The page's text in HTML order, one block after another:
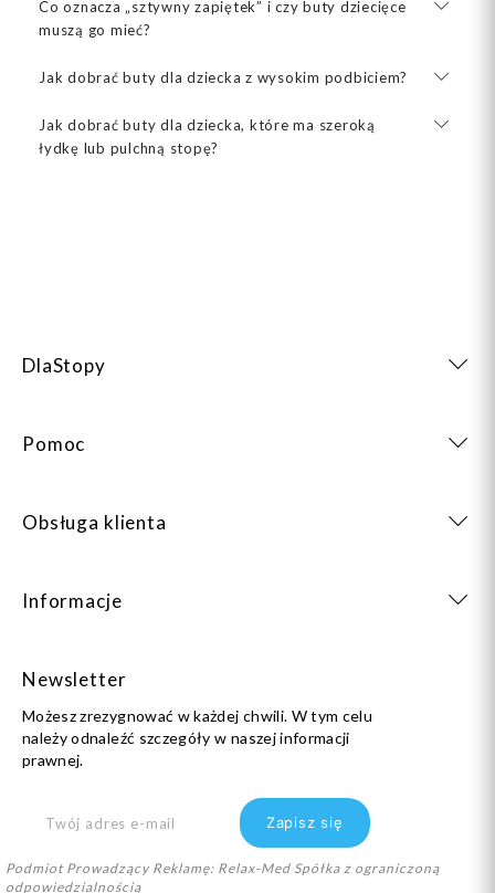
Co oznacza „sztywny zapiętek” i czy buty dziecięce
muszą go mieć?
Jak dobrać buty dla dziecka z wysokim podbiciem?
Jak dobrać buty dla dziecka, które ma szeroką
łydkę lub pulchną stopę?
DlaStopy
Pomoc
Obsługa klienta
Informacje
Newsletter
Możesz zrezygnować w każdej chwili. W tym celu
należy odnaleźć szczegóły w naszej informacji
prawnej.
Podmiot Prowadzący Reklamę: Relax-Med Spółka z ograniczoną
odpowiedzialnością